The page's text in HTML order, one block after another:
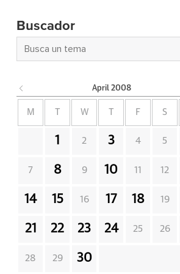
Buscador
April 2008
M W F S
1 2 3 4 5
7 8 9 10 11 12
14 15 16 17 18 19
21 22 23 24 25 26
28 29 30